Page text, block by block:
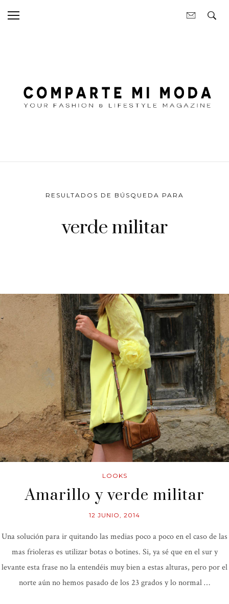
RESULTADOS DE BÚSQUEDA PARA
verde militar
LOOKS
Amarillo y verde militar
12 JUNIO, 2014
Una solución para ir quitando las medias poco a poco en el caso de las
mas frioleras es utilizar botas o botines. Si, ya sé que en el sur y
levante esta frase no la entendéis muy bien a estas alturas, pero por el
norte aún no hemos pasado de los 23 grados y lo normal …